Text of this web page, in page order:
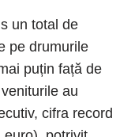
un total de
pe drumurile
puțin față de
au
cifra record